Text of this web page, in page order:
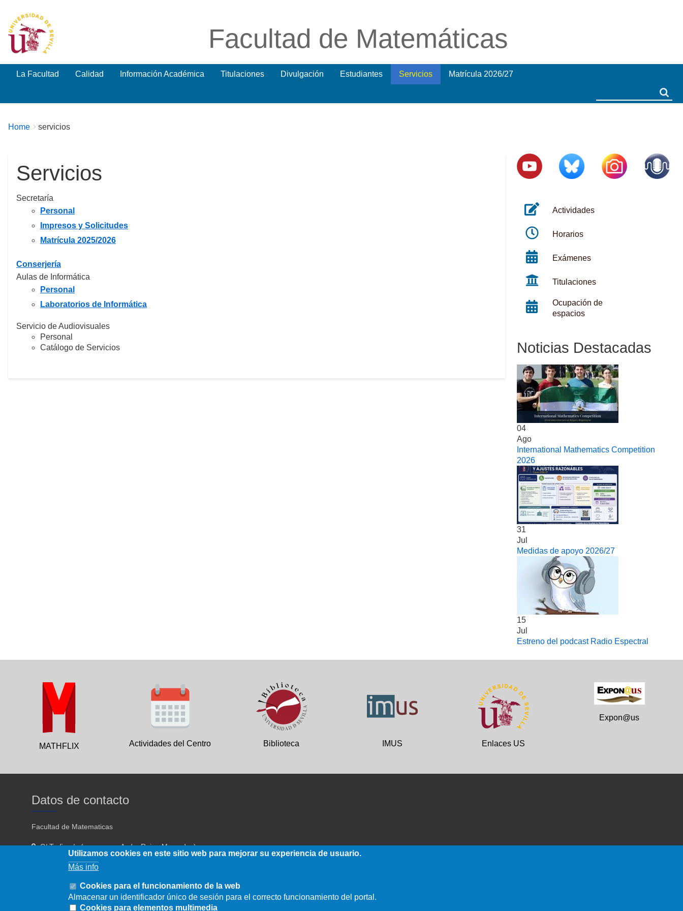
Facultad de Matemáticas
La Facultad Calidad Información Académica Titulaciones Divulgación Estudiantes Servicios Matrícula 2026/27
Breadcrumbs
You
Home servicios
Servicios
Secretaría
Personal
Impresos y Solicitudes
Matrícula 2025/2026
Conserjería
Aulas de Informática
Personal
Laboratorios de Informática
Servicio de Audiovisuales
Personal
Catálogo de Servicios
Actividades
Horarios
Exámenes
Titulaciones
Ocupación de
espacios
Noticias Destacadas
04
Ago
International Mathematics Competition
2026
31
Jul
Medidas de apoyo 2026/27
15
Jul
Estreno del podcast Radio Espectral
MATHFLIX Actividades del Centro Biblioteca IMUS Enlaces US
Expon@us
Datos de contacto
Facultad de Matematicas
C/ Tarfia s/n (acceso por Avda. Reina Mercedes)
Sevilla - 41012
fmatematicas@us.es
Utilizamos cookies en este sitio web para mejorar su experiencia de usuario.
Más info
Cookies para el funcionamiento de la web
Almacenar un identificador único de sesión para el correcto funcionamiento del portal.
Cookies para elementos multimedia